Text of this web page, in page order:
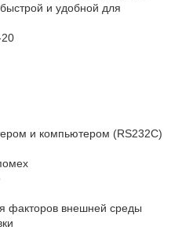
и удобной для
и компьютером (RS232C)
факторов внешней среды